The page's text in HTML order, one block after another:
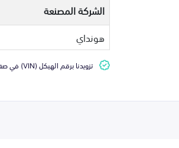
الشركة المصنعة
هونداي
تزويدنا برقم الهيكل (VIN) في صفحة السلة يضمن التطابق التام للقطعة مع سيارتك